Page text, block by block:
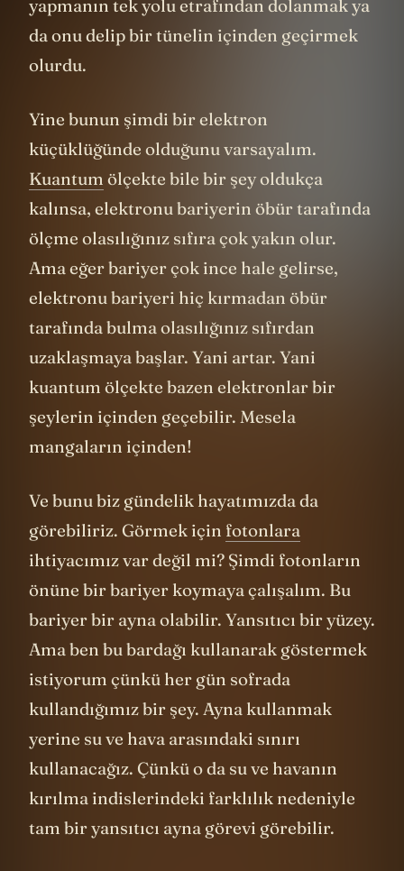
yapmanın tek yolu etrafından dolanmak ya
da onu delip bir tünelin içinden geçirmek
olurdu.
Yine bunun şimdi bir elektron
küçüklüğünde olduğunu varsayalım.
Kuantum ölçekte bile bir şey oldukça
kalınsa, elektronu bariyerin öbür tarafında
ölçme olasılığınız sıfıra çok yakın olur.
Ama eğer bariyer çok ince hale gelirse,
elektronu bariyeri hiç kırmadan öbür
tarafında bulma olasılığınız sıfırdan
uzaklaşmaya başlar. Yani artar. Yani
kuantum ölçekte bazen elektronlar bir
şeylerin içinden geçebilir. Mesela
mangaların içinden!
Ve bunu biz gündelik hayatımızda da
görebiliriz. Görmek için fotonlara
ihtiyacımız var değil mi? Şimdi fotonların
önüne bir bariyer koymaya çalışalım. Bu
bariyer bir ayna olabilir. Yansıtıcı bir yüzey.
Ama ben bu bardağı kullanarak göstermek
istiyorum çünkü her gün sofrada
kullandığımız bir şey. Ayna kullanmak
yerine su ve hava arasındaki sınırı
kullanacağız. Çünkü o da su ve havanın
kırılma indislerindeki farklılık nedeniyle
tam bir yansıtıcı ayna görevi görebilir.